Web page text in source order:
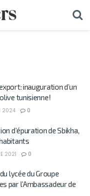
inauguration d’un
tunisienne!
2024 0
d’épuration de Sbikha,
2021 0
lycée du Groupe
par l’Ambassadeur de